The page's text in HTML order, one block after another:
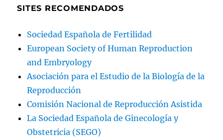
SITES RECOMENDADOS
Sociedad Española de Fertilidad
European Society of Human Reproduction
and Embryology
Asociación para el Estudio de la Biología de la
Reproducción
Comisión Nacional de Reproducción Asistida
La Sociedad Española de Ginecología y
Obstetricia (SEGO)